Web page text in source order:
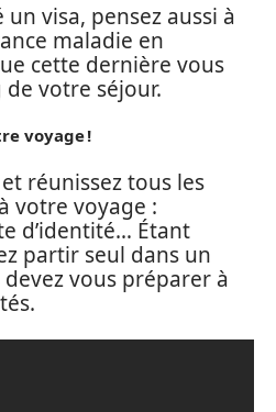
visa, pensez aussi à
maladie en
cette dernière vous
votre séjour.
voyage !
réunissez tous les
votre voyage :
d’identité… Étant
partir seul dans un
vous préparer à